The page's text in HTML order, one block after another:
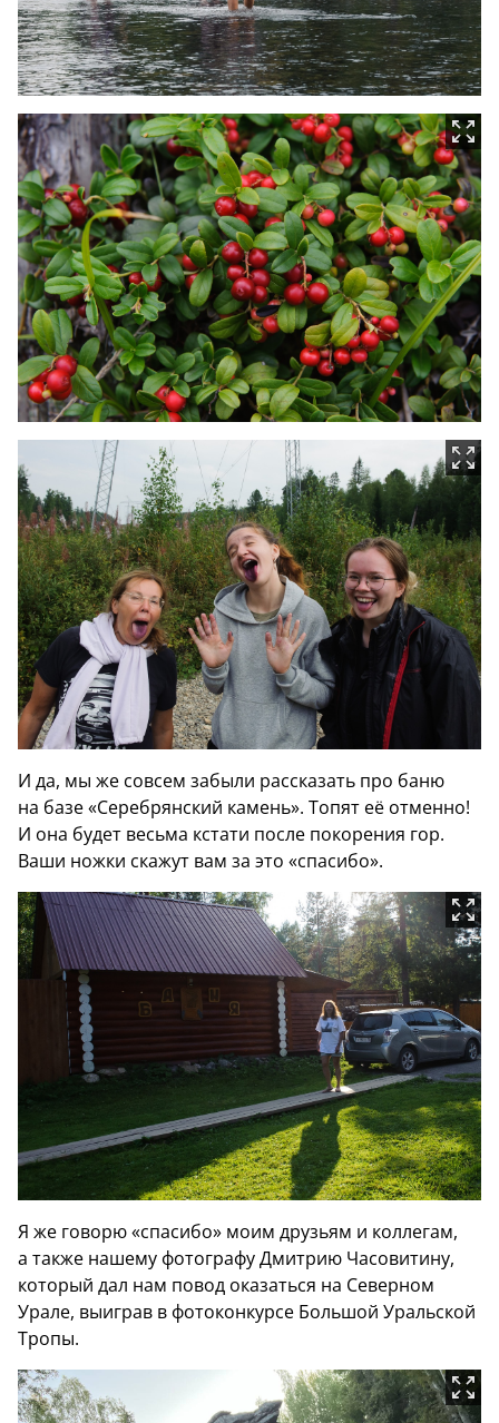
И да, мы же совсем забыли рассказать про баню
на базе «Серебрянский камень». Топят её отменно!
И она будет весьма кстати после покорения гор.
Ваши ножки скажут вам за это «спасибо».
Я же говорю «спасибо» моим друзьям и коллегам,
а также нашему фотографу Дмитрию Часовитину,
который дал нам повод оказаться на Северном
Урале, выиграв в фотоконкурсе Большой Уральской
Тропы.